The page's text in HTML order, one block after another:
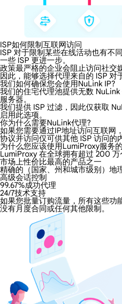
ISP如何限制互联网访问
ISP 对于限制某些在线活动也有不
一些 ISP 更进一步。
政策最严格的企业会阻止访问社交
因此，能够选择代理来自的 ISP
我们如何确保您会使用NuLink IP?
我们的住宅代理池提供无数
服务器。
我们提供 ISP 过滤，因此仅获取
启用此选项。
你为什么需要NuLink代理?
如果您需要通过IP地址访问互联网
协议并访问仅可供其他 ISP 访问的
为什么您应该使用LumiProxy服务
LumiProxy 在全球拥有超过 200
市场上性价比最高的产品之一
精确的（国家、州和城市级别）地
高级会话控制
99.67%成功代理
24/7技术支持
如果您批量订购流量，所有这些功
没有月度合同或任何其他限制。